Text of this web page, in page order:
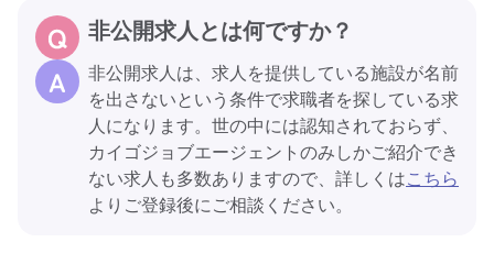
非公開求人とは何ですか？
非公開求人は、求人を提供している施設が名前
を出さないという条件で求職者を探している求
人になります。世の中には認知されておらず、
カイゴジョブエージェントのみしかご紹介でき
ない求人も多数ありますので、詳しくはこちら
よりご登録後にご相談ください。